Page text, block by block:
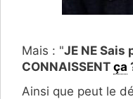
Mais : "JE NE Sais
CONNAISSENT ça
Ainsi que peut le